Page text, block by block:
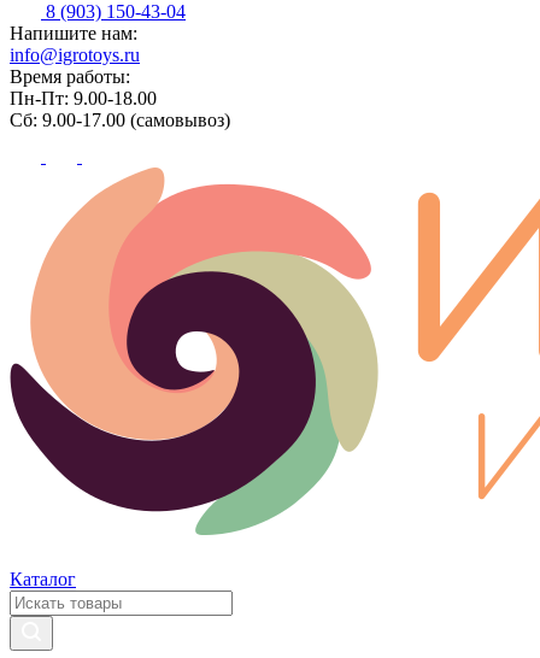
8 (903) 150-43-04
Напишите нам:
info@igrotoys.ru
Время работы:
Пн-Пт: 9.00-18.00
Сб: 9.00-17.00 (самовывоз)
Каталог